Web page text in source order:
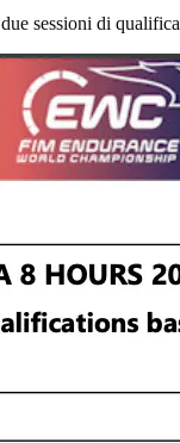
sessioni di qualifica